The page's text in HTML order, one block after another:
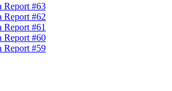
Report #63
Report #62
Report #61
Report #60
Report #59